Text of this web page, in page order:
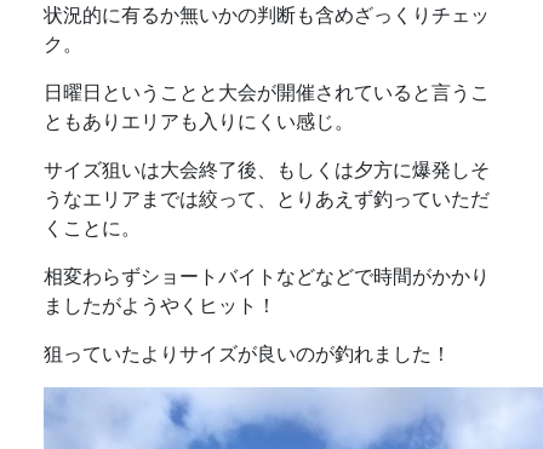
状況的に有るか無いかの判断も含めざっくりチェッ
ク。
日曜日ということと大会が開催されていると言うこ
ともありエリアも入りにくい感じ。
サイズ狙いは大会終了後、もしくは夕方に爆発しそ
うなエリアまでは絞って、とりあえず釣っていただ
くことに。
相変わらずショートバイトなどなどで時間がかかり
ましたがようやくヒット！
狙っていたよりサイズが良いのが釣れました！